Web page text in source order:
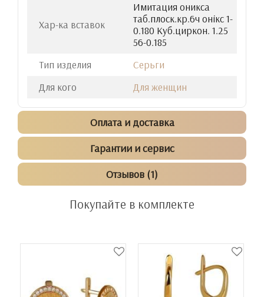
Хар-ка вставок
Имитация оникса
таб.плоск.кр.6ч онiкс 1-
0.180 Куб.циркон. 1.25
56-0.185
Тип изделия
Серьги
Для кого
Для женщин
Оплата и доставка
Гарантии и сервис
Отзывов (1)
Покупайте в комплекте